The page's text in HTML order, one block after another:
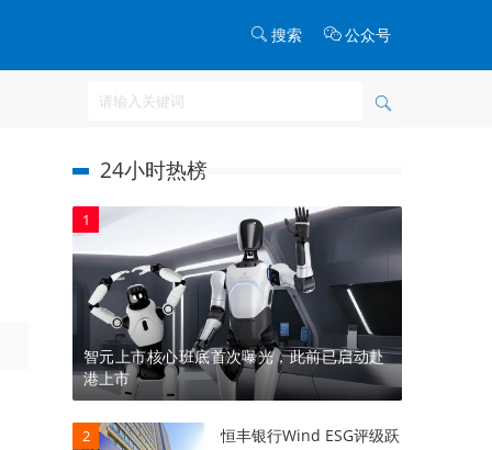
搜索 公众号
24小时热榜
1
智元上市核心班底首次曝光，此前已启动赴
港上市
2
恒丰银行Wind ESG评级跃